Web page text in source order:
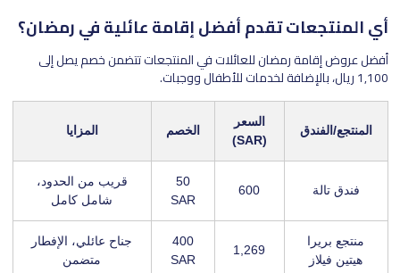
أي المنتجعات تقدم أفضل إقامة عائلية في رمضان؟
أفضل عروض إقامة رمضان للعائلات في المنتجعات تتضمن خصم يصل إلى
1,100 ريال، بالإضافة لخدمات للأطفال ووجبات.
المنتجع/الفندق
السعر
(SAR)
الخصم المزايا
فندق تالة 600
50
SAR
قريب من الحدود،
شامل كامل
منتجع بريرا
هيتين فيلاز
1,269
400
SAR
جناح عائلي، الإفطار
متضمن